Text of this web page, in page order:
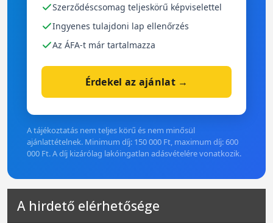
Szerződéscsomag teljeskörű képviselettel
Ingyenes tulajdoni lap ellenőrzés
Az ÁFA-t már tartalmazza
Érdekel az ajánlat →
A tájékoztatás nem teljes körű és nem minősül
ajánlattételnek. Minimum díj: 150 000 Ft, maximum díj: 600
000 Ft. A díj kizárólag lakóingatlan adásvételére vonatkozik.
A hirdető elérhetősége